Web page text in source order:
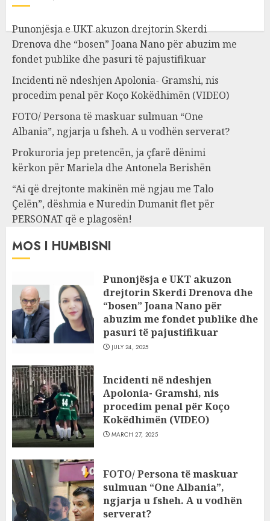
Punonjësja e UKT akuzon drejtorin Skerdi
Drenova dhe “bosen” Joana Nano për abuzim me
fondet publike dhe pasuri të pajustifikuar
Incidenti në ndeshjen Apolonia- Gramshi, nis
procedim penal për Koço Kokëdhimën (VIDEO)
FOTO/ Persona të maskuar sulmuan “One
Albania”, ngjarja u fsheh. A u vodhën serverat?
Prokuroria jep pretencën, ja çfarë dënimi
kërkon për Mariela dhe Antonela Berishën
“Ai që drejtonte makinën më ngjau me Talo
Çelën”, dëshmia e Nuredin Dumanit flet për
PERSONAT që e plagosën!
MOS I HUMBISNI
Punonjësja e UKT akuzon
drejtorin Skerdi Drenova dhe
“bosen” Joana Nano për
abuzim me fondet publike dhe
pasuri të pajustifikuar
JULY 24, 2025
Incidenti në ndeshjen
Apolonia- Gramshi, nis
procedim penal për Koço
Kokëdhimën (VIDEO)
MARCH 27, 2025
FOTO/ Persona të maskuar
sulmuan “One Albania”,
ngjarja u fsheh. A u vodhën
serverat?